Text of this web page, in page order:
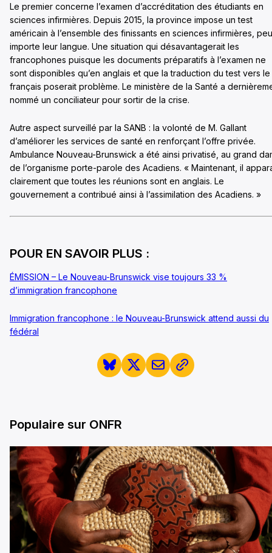
Le premier concerne l’examen d’accréditation des étudiants en
sciences infirmières. Depuis 2015, la province impose un test
américain à l’ensemble des finissants en sciences infirmières, peu
importe leur langue. Une situation qui désavantagerait les
francophones puisque les documents préparatifs à l’examen ne
sont disponibles qu’en anglais et que la traduction du test vers le
français poserait problème. Le ministère de la Santé a
nommé un conciliateur pour sortir de la crise.
Autre aspect surveillé par la SANB : la volonté de M. Gallant
d’améliorer les services de santé en renforçant l’offre privée.
Ambulance Nouveau-Brunswick a été ainsi privatisé, au grand
de l’organisme porte-parole des Acadiens. « Maintenant, il
clairement que toutes les réunions sont en anglais. Le
gouvernement a contribué ainsi à l’assimilation des Acadiens. »
POUR EN SAVOIR PLUS :
ÉMISSION – Le Nouveau-Brunswick vise toujours 33 %
d’immigration francophone
Immigration francophone : le Nouveau-Brunswick attend aussi du
fédéral
Populaire sur ONFR